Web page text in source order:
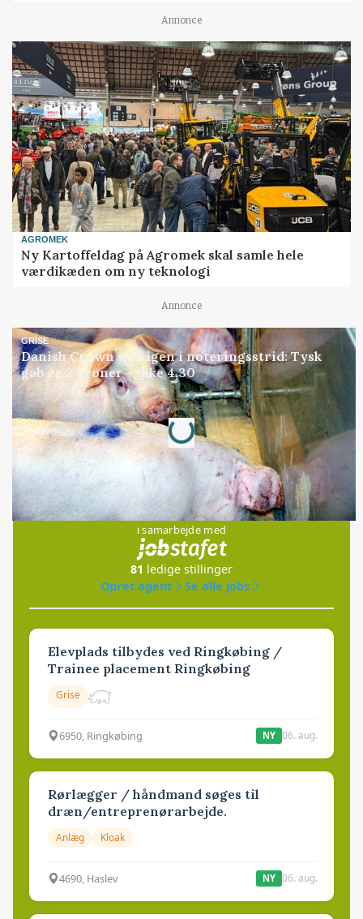
Annonce
AGROMEK
Ny Kartoffeldag på Agromek skal samle hele
værdikæden om ny teknologi
Annonce
GRISE
Danish Crown slår igen i noteringsstrid: Tysk
gab er 3 kroner – ikke 4,30
Annonce
Loading...
Jobs
i samarbejde med
81 ledige stillinger
Opret agent
Se alle jobs
Elevplads tilbydes ved Ringkøbing /
Trainee placement Ringkøbing
Grise
6950, Ringkøbing NY 06. aug.
Rørlægger / håndmand søges til
dræn/entreprenørarbejde.
Anlæg Kloak
4690, Haslev NY 06. aug.